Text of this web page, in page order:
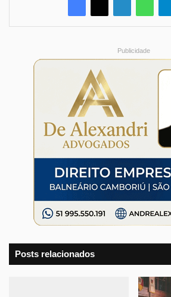
Publicidade
Posts relacionados